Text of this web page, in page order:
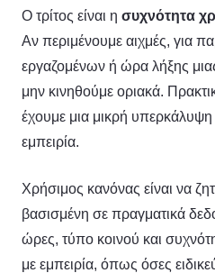
Ο τρίτος είναι η συχνότητα
Αν περιμένουμε αιχμές, για
εργαζομένων ή ώρα λήξης
μην κινηθούμε οριακά.
έχουμε μια μικρή
εμπειρία.
Χρήσιμος κανόνας είναι να
βασισμένη σε πραγματικά
ώρες, τύπο κοινού και
με εμπειρία, όπως όσες